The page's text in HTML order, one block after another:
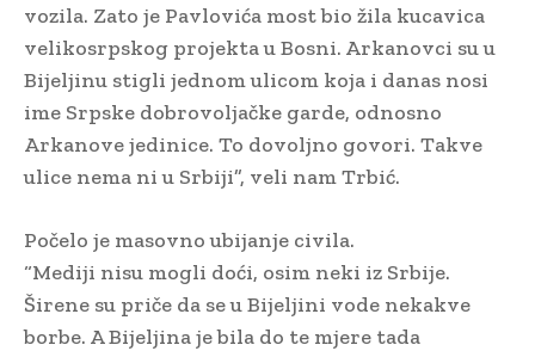
vozila. Zato je Pavlovića most bio žila kucavica
velikosrpskog projekta u Bosni. Arkanovci su u
Bijeljinu stigli jednom ulicom koja i danas nosi
ime Srpske dobrovoljačke garde, odnosno
Arkanove jedinice. To dovoljno govori. Takve
ulice nema ni u Srbiji”, veli nam Trbić.
Počelo je masovno ubijanje civila.
“Mediji nisu mogli doći, osim neki iz Srbije.
Širene su priče da se u Bijeljini vode nekakve
borbe. A Bijeljina je bila do te mjere tada